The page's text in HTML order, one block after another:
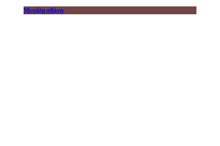
Μεγάλη οθόνη